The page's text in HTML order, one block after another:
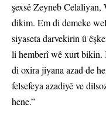
şexsê Zeyneb
dikim. Em di demeke
siyaseta darvekirin û
li hemberî wê xurt bikin.
di oxira jiyana azad de
felsefeya azadiyê ve
hene.”